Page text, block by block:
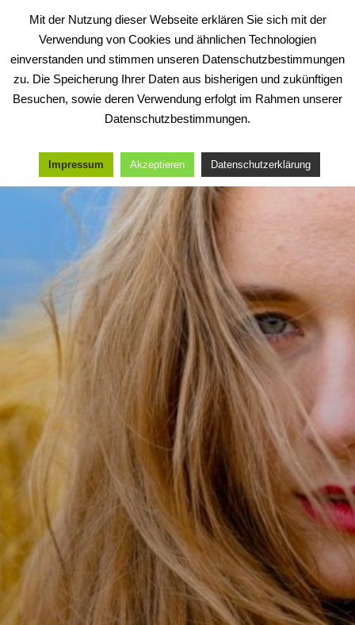
Inhalt
springen
Mit der Nutzung dieser Webseite erklären Sie sich mit der
Verwendung von Cookies und ähnlichen Technologien
einverstanden und stimmen unseren Datenschutzbestimmungen
zu. Die Speicherung Ihrer Daten aus bisherigen und zukünftigen
Besuchen, sowie deren Verwendung erfolgt im Rahmen unserer
Datenschutzbestimmungen.
Impressum Akzeptieren Datenschutzerklärung